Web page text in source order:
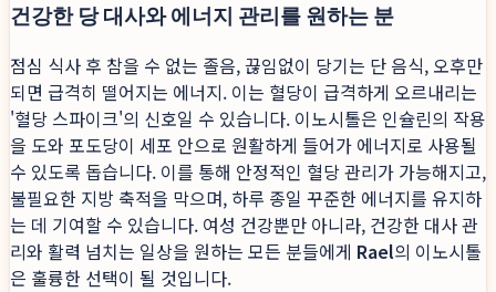
건강한 당 대사와 에너지 관리를 원하는 분
점심 식사 후 참을 수 없는 졸음, 끊임없이 당기는 단 음식, 오후만
되면 급격히 떨어지는 에너지. 이는 혈당이 급격하게 오르내리는
'혈당 스파이크'의 신호일 수 있습니다. 이노시톨은 인슐린의 작용
을 도와 포도당이 세포 안으로 원활하게 들어가 에너지로 사용될
수 있도록 돕습니다. 이를 통해 안정적인 혈당 관리가 가능해지고,
불필요한 지방 축적을 막으며, 하루 종일 꾸준한 에너지를 유지하
는 데 기여할 수 있습니다. 여성 건강뿐만 아니라, 건강한 대사 관
리와 활력 넘치는 일상을 원하는 모든 분들에게 Rael의 이노시톨
은 훌륭한 선택이 될 것입니다.